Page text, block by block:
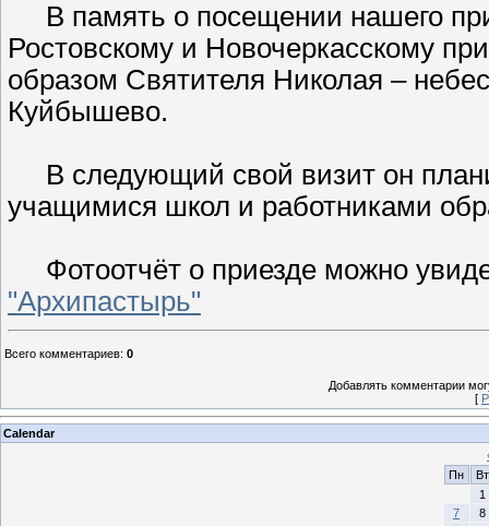
В память о посещении нашего
Ростовскому и Новочеркасскому
образом Святителя Николая –
Куйбышево.
В следующий свой визит он
учащимися школ и работниками
Фотоотчёт о приезде можно
"Архипастырь"
Всего комментариев: 0
Добавлять комментарии
[
Calendar
Пн
Вт
1
7
8